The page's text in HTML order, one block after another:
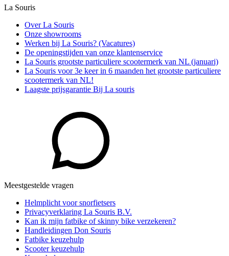
La Souris
Over La Souris
Onze showrooms
Werken bij La Souris? (Vacatures)
De openingstijden van onze klantenservice
La Souris grootste particuliere scootermerk van NL (januari)
La Souris voor 3e keer in 6 maanden het grootste particuliere
scootermerk van NL!
Laagste prijsgarantie Bij La souris
Meestgestelde vragen
Helmplicht voor snorfietsers
Privacyverklaring La Souris B.V.
Kan ik mijn fatbike of skinny bike verzekeren?
Handleidingen Don Souris
Fatbike keuzehulp
Scooter keuzehulp